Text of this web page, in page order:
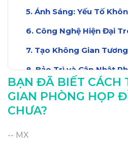
Ánh Sáng: Yếu Tố
Công Nghệ Hiện Đại
Tạo Không Gian
Bảo Trì và Cập Nhật
Kết Luận: Đỉnh Cao
BẠN ĐÃ BIẾT CÁCH
GIAN PHÒNG HỌP
CHƯA?
-- MX